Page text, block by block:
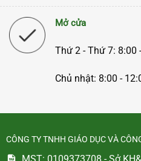
Mở cửa
Thứ 2 - Thứ 7: 8:00
Chủ nhật: 8:00 -
CÔNG TY TNHH GIÁO DỤC VÀ
MST: 0109373708 - Sở